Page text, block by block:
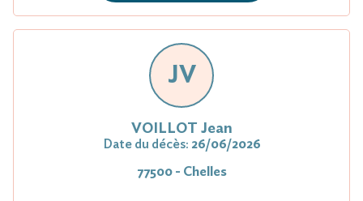
JV
VOILLOT Jean
Date du décès: 26/06/2026
77500 - Chelles